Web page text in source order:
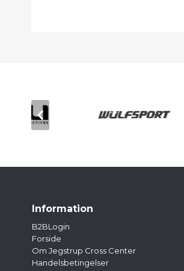
Information
B2BLogin
Forside
Om Jegstrup Cross Center
Handelsbetingelser